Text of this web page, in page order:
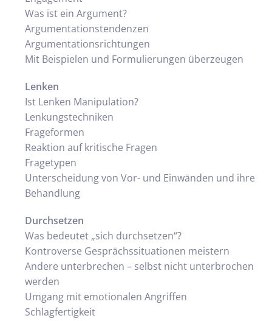
Was ist ein Argument?
Argumentationstendenzen
Argumentationsrichtungen
Mit Beispielen und Formulierungen überzeugen
Lenken
Ist Lenken Manipulation?
Lenkungstechniken
Frageformen
Reaktion auf kritische Fragen
Fragetypen
Unterscheidung von Vor- und Einwänden und ihre
Behandlung
Durchsetzen
Was bedeutet „sich durchsetzen“?
Kontroverse Gesprächssituationen meistern
Andere unterbrechen – selbst nicht unterbrochen
werden
Umgang mit emotionalen Angriffen
Schlagfertigkeit